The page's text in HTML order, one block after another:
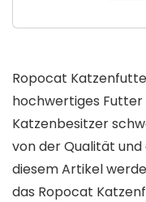
Ropocat
hochwertiges
Katzenbesitzer
von der Qualität
diesem Artikel
das Ropocat